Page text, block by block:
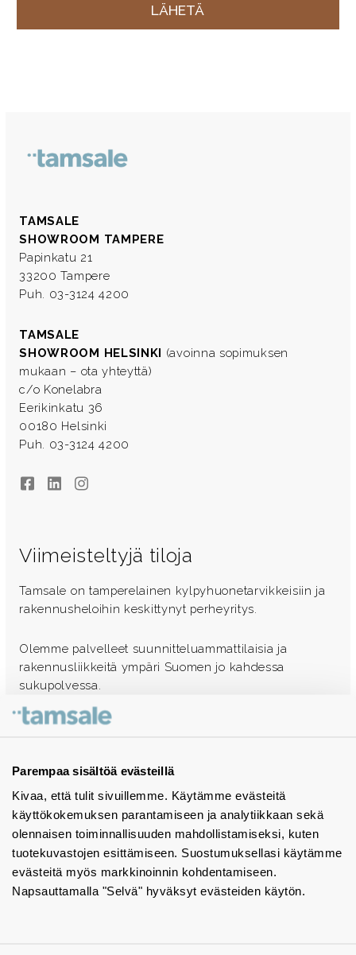
Parempaa sisältöä evästeillä
Kivaa, että tulit sivuillemme. Käytämme evästeitä
käyttökokemuksen parantamiseen ja analytiikkaan sekä
olennaisen toiminnallisuuden mahdollistamiseksi, kuten
tuotekuvastojen esittämiseen. Suostumuksellasi käytämme
evästeitä myös markkinoinnin kohdentamiseen.
Napsauttamalla "Selvä" hyväksyt evästeiden käytön.
TAMSALE
SHOWROOM TAMPERE
Papinkatu 21
33200 Tampere
Puh. 03-3124 4200
TAMSALE
SHOWROOM HELSINKI (avoinna sopimuksen
mukaan – ota yhteyttä)
c/o Konelabra
Eerikinkatu 36
00180 Helsinki
Puh. 03-3124 4200
FacebookLinkedInInstagram
Viimeisteltyjä tiloja
Tamsale on tamperelainen kylpyhuonetarvikkeisiin ja
rakennusheloihin keskittynyt perheyritys.
Olemme palvelleet suunnitteluammattilaisia ja
rakennusliikkeitä ympäri Suomen jo kahdessa
sukupolvessa.
Ota yhteyttä - autamme mielellämme
Tuotekuvastot
Instagram
BIM-objektit
Yhteystiedot
Tiedotteet